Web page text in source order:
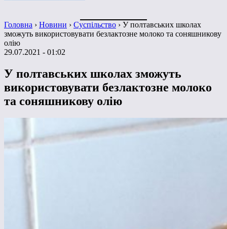
Головна › Новини › Суспільство › У полтавських школах
зможуть використовувати безлактозне молоко та соняшникову
олію
29.07.2021 - 01:02
У полтавських школах зможуть
використовувати безлактозне молоко
та соняшникову олію